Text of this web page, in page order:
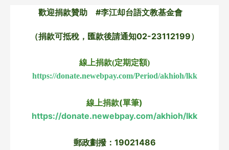
歡迎捐款贊助 #李江却台語文教基金會
（捐款可抵稅，匯款後請通知02-23112199）
線上捐款(定期定額)
https://donate.newebpay.com/Period/akhioh/lkk
線上捐款(單筆)
https://donate.newebpay.com/akhioh/lkk
郵政劃撥：19021486